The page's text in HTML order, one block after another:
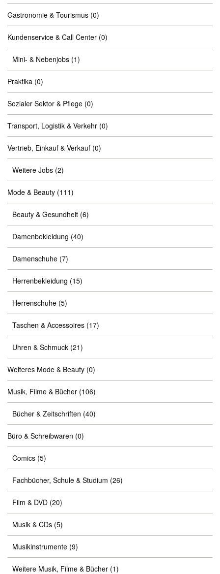
Gastronomie & Tourismus (0)
Kundenservice & Call Center (0)
Mini- & Nebenjobs (1)
Praktika (0)
Sozialer Sektor & Pflege (0)
Transport, Logistik & Verkehr (0)
Vertrieb, Einkauf & Verkauf (0)
Weitere Jobs (2)
Mode & Beauty (111)
Beauty & Gesundheit (6)
Damenbekleidung (40)
Damenschuhe (7)
Herrenbekleidung (15)
Herrenschuhe (5)
Taschen & Accessoires (17)
Uhren & Schmuck (21)
Weiteres Mode & Beauty (0)
Musik, Filme & Bücher (106)
Bücher & Zeitschriften (40)
Büro & Schreibwaren (0)
Comics (5)
Fachbücher, Schule & Studium (26)
Film & DVD (20)
Musik & CDs (5)
Musikinstrumente (9)
Weitere Musik, Filme & Bücher (1)